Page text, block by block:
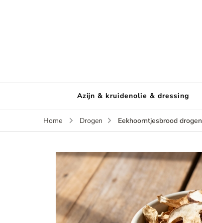
Azijn & kruidenolie & dressing
Home Drogen Eekhoorntjesbrood drogen